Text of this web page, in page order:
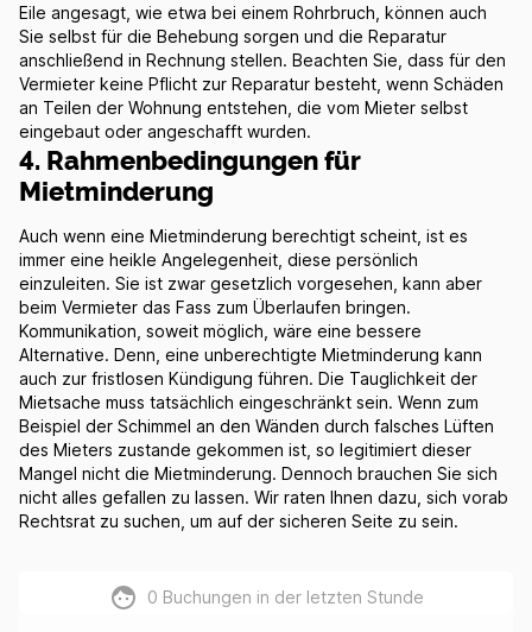
Eile angesagt, wie etwa bei einem Rohrbruch, können auch
Sie selbst für die Behebung sorgen und die Reparatur
anschließend in Rechnung stellen. Beachten Sie, dass für den
Vermieter keine Pflicht zur Reparatur besteht, wenn Schäden
an Teilen der Wohnung entstehen, die vom Mieter selbst
eingebaut oder angeschafft wurden.
4. Rahmenbedingungen für
Mietminderung
Auch wenn eine Mietminderung berechtigt scheint, ist es
immer eine heikle Angelegenheit, diese persönlich
einzuleiten. Sie ist zwar gesetzlich vorgesehen, kann aber
beim Vermieter das Fass zum Überlaufen bringen.
Kommunikation, soweit möglich, wäre eine bessere
Alternative. Denn, eine unberechtigte Mietminderung kann
auch zur fristlosen Kündigung führen. Die Tauglichkeit der
Mietsache muss tatsächlich eingeschränkt sein. Wenn zum
Beispiel der Schimmel an den Wänden durch falsches Lüften
des Mieters zustande gekommen ist, so legitimiert dieser
Mangel nicht die Mietminderung. Dennoch brauchen Sie sich
nicht alles gefallen zu lassen. Wir raten Ihnen dazu, sich vorab
Rechtsrat zu suchen, um auf der sicheren Seite zu sein.
0 Buchungen in der letzten Stunde